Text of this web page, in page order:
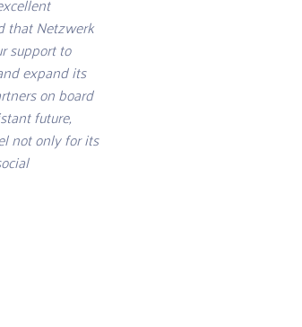
that Netzwerk
support to
expand its
on board
future,
not only for its